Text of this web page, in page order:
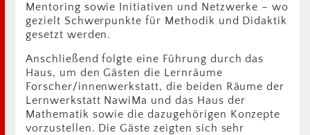
Mentoring sowie Initiativen und Netzwerke – wo
gezielt Schwerpunkte für Methodik und Didaktik
gesetzt werden.
Anschließend folgte eine Führung durch das
Haus, um den Gästen die Lernräume
Forscher/innenwerkstatt, die beiden Räume der
Lernwerkstatt NawiMa und das Haus der
Mathematik sowie die dazugehörigen Konzepte
vorzustellen. Die Gäste zeigten sich sehr